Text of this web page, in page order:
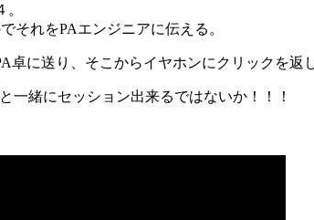
それをPAエンジニアに伝える。
卓に送り、そこからイヤホンにクリックを
一緒にセッション出来るではないか！！！